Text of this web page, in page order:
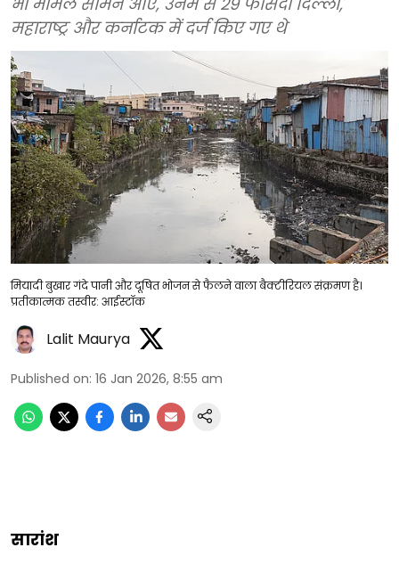
महाराष्ट्र और कर्नाटक में दर्ज किए गए थे
मियादी बुखार गंदे पानी और दूषित भोजन से फैलने वाला बैक्टीरियल संक्रमण है।
प्रतीकात्मक तस्वीर: आईस्टॉक
Lalit Maurya
Published on: 16 Jan 2026, 8:55 am
सारांश